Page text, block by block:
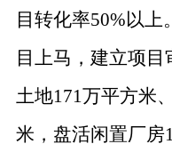
目转化率50%以上。
目上马，建立项
土地171万平方米
米，盘活闲置厂房